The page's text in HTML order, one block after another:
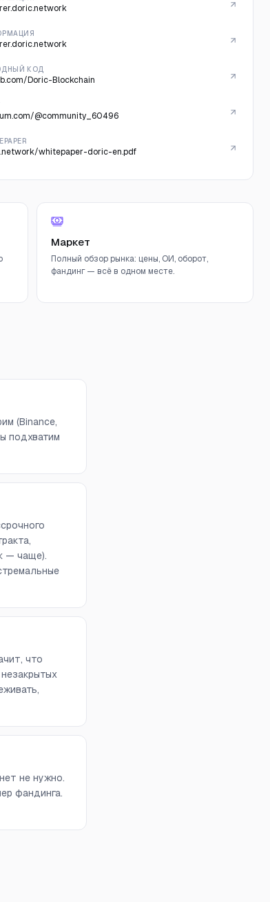
КОД
Doric-Blockchain
@community_60496
whitepaper-doric-en.pdf
Маркет
Полный обзор рынка: цены, ОИ, оборот,
фандинг — всё в одном месте.
(Binance,
подхватим
— чаще).
что
не нужно.
фандинга.